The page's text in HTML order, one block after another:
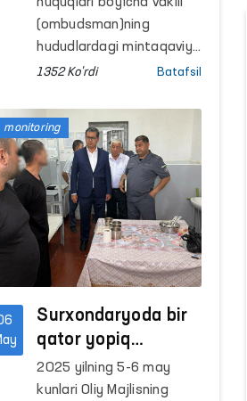
tashriflari davom
etmoqda
(ombudsman)ning
hududlardagi mintaqaviy
vakillari tomonidan
Qoraqalpog‘iston
Respublikasi, Samarqand,
Sirdaryo, Xorazm va
Buxoro viloyatlarida
joylashgan internat uylari
hamda bir qator
penitensiar
1352 Ko'rdi Batafsil
Surxondaryoda bir
qator yopiq
muassasalardagi
sharoitlar o‘rganildi
2025 yilning 5-6 may
kunlari Oliy Majlisning
monitoring